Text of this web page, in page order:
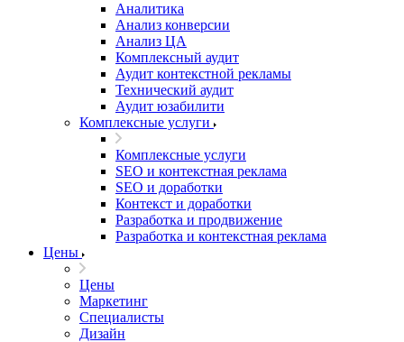
Аналитика
Анализ конверсии
Анализ ЦА
Комплексный аудит
Аудит контекстной рекламы
Технический аудит
Аудит юзабилити
Комплексные услуги
Комплексные услуги
SEO и контекстная реклама
SEO и доработки
Контекст и доработки
Разработка и продвижение
Разработка и контекстная реклама
Цены
Цены
Маркетинг
Специалисты
Дизайн